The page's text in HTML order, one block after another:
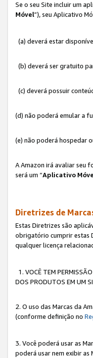
Se o seu Site incluir um
Móvel”), seu Aplicativo
(a) deverá estar
(b) deverá ser gratuito
(c) deverá possuir
(d) não poderá emular a
(e) não poderá hospedar
A Amazon irá avaliar seu
será um “Aplicativo
Diretrizes de
Estas Diretrizes são
obrigatório cumprir estas
qualquer licença
1. VOCÊ TEM
DOS PRODUTOS EM UM
2. O uso das Marcas da
(conforme definição no
3. Você poderá usar as
poderá usar nem exibir